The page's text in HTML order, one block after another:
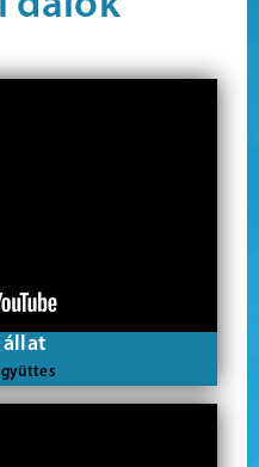
állat